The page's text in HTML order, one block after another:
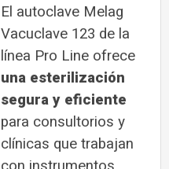
El autoclave Melag
Vacuclave 123 de la
línea Pro Line ofrece
una esterilización
segura y eficiente
para consultorios y
clínicas que trabajan